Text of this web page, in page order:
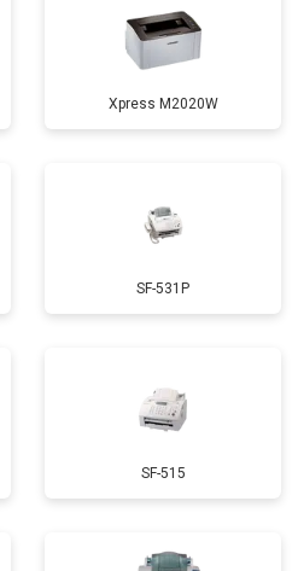
Xpress M2020W
SF-531P
SF-515